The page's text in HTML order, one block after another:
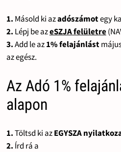
1. Másold ki azadószámotegy
2. Lépj be azeSZJA felületre
3.Add le az1% felajánlást
az egész.
Az Adó 1%
alapon
1.Töltsd ki azEGYSZA
2. Írd rá a